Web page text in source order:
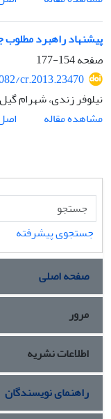
پیشنهاد راهبرد مطلوب
صفحه154-177
cr.2013.23470
نیلوفر زندی، شهرام
مشاهده مقاله
جستجوی پیشرفته
صفحه اصلی
مرور
اطلاعات نشریه
راهنمای نویسندگان